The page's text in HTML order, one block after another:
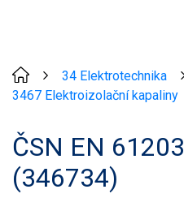
34 Elektrotechnika
3467 Elektroizolační kapaliny
ČSN EN 61203
(346734)